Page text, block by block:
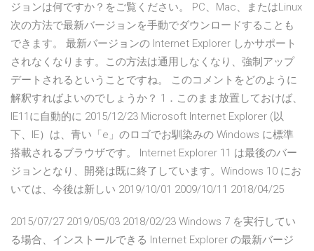
ジョンは何ですか？をご覧ください。 PC、Mac、またはLinux
次の方法で最新バージョンを手動でダウンロードすることも
できます。 最新バージョンの Internet Explorer しかサポート
されなくなります。この方法は通用しなくなり、強制アップ
デートされるということですね。 このコメントをどのように
解釈すればよいのでしょうか？ 1．このまま放置しておけば、
IE11に自動的に 2015/12/23 Microsoft Internet Explorer (以
下、IE）は、青い「e」のロゴでお馴染みの Windows に標準
搭載されるブラウザです。 Internet Explorer 11 は最後のバー
ジョンとなり、開発は既に終了しています。Windows 10 にお
いては、今後は新しい 2019/10/01 2009/10/11 2018/04/25
2015/07/27 2019/05/03 2018/02/23 Windows 7 を実行してい
る場合、インストールできる Internet Explorer の最新バージ